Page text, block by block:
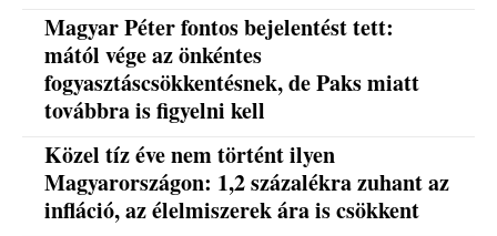
Magyar Péter fontos bejelentést tett:
mától vége az önkéntes
fogyasztáscsökkentésnek, de Paks miatt
továbbra is figyelni kell
Közel tíz éve nem történt ilyen
Magyarországon: 1,2 százalékra zuhant az
infláció, az élelmiszerek ára is csökkent